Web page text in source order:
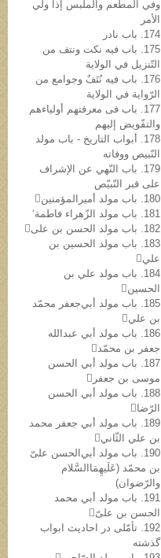
وفي المطعم والملبس إذا ولي
الأمر
174. باب نادر
175. باب فیه نکت ونتف من
التّنزیل في الولایة
176. باب فیه نُتَفٌ وجوامع من
الرّوایة في الولایة
177. باب فی معرفتهم أولیاءهم
والتفّویض إلیهم
178. أبواب التاریخ - باب مولد
النّبيص ووفاته
179. باب النّهي عن الإشراف
علی قبر النّبيّص
180. باب مولد أمیرالمؤمنین
181. باب مولد الزّهراء فاطمة‘
182. باب مولد الحسن بن علی
183. باب مولد الحسین بن
علي
184. باب مولد علي بن
الحسین
185. باب مولد أبي‌جعفر محمّد
بن علي
186. باب مولد أبي عبدالله
جعفر بن محمّد
187. باب مولد أبي الحسن
موسی بن جعفر
188. باب مولد أبي الحسن
الرّضا
189. باب مولد أبي جعفر محمد
بن علي الثّاني
190. باب مولد أبي‌الحسن علیّ
بن محمّد (عَلَیهِمَاالسَّلام
والرّضوان)
191. باب مولد أبي محمد
الحسن بن علیّ
192. تأمّلی در احادیث ابواب
گذشته